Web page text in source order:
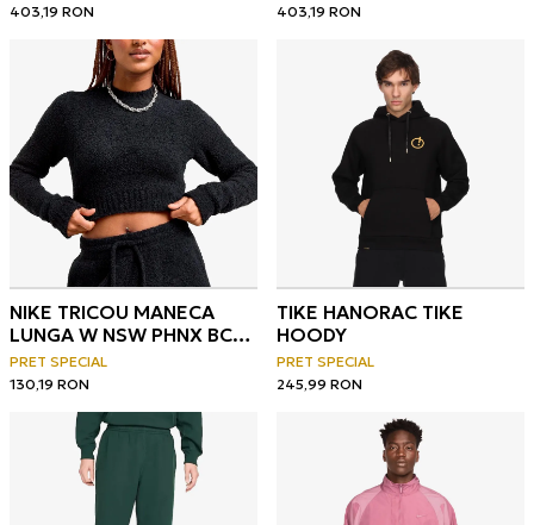
403,19 RON
403,19 RON
NIKE TRICOU MANECA
LUNGA W NSW PHNX BCL
AOJ LS TOP
PRET SPECIAL
130,19 RON
TIKE HANORAC TIKE
HOODY
PRET SPECIAL
245,99 RON